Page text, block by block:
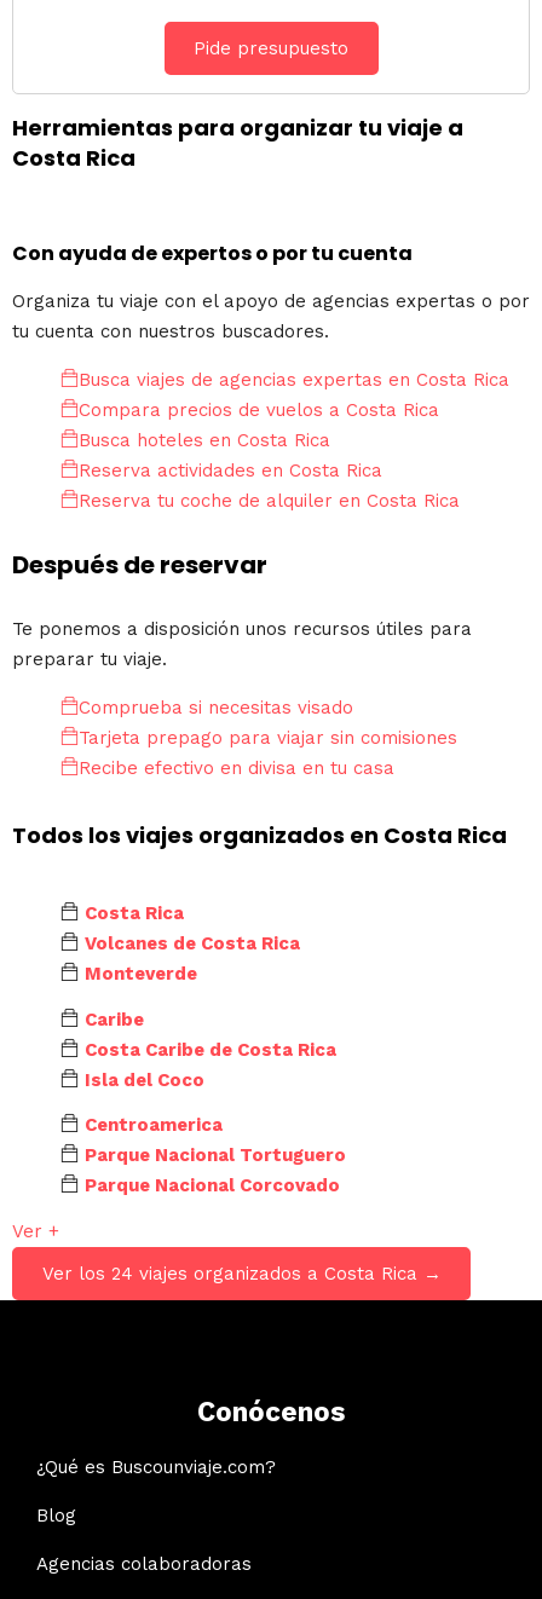
Pide presupuesto
Herramientas para organizar tu viaje a
Costa Rica
Con ayuda de expertos o por tu cuenta
Organiza tu viaje con el apoyo de agencias expertas o por
tu cuenta con nuestros buscadores.
Busca viajes de agencias expertas en Costa Rica
Compara precios de vuelos a Costa Rica
Busca hoteles en Costa Rica
Reserva actividades en Costa Rica
Reserva tu coche de alquiler en Costa Rica
Después de reservar
Te ponemos a disposición unos recursos útiles para
preparar tu viaje.
Comprueba si necesitas visado
Tarjeta prepago para viajar sin comisiones
Recibe efectivo en divisa en tu casa
Todos los viajes organizados en Costa Rica
Costa Rica
Volcanes de Costa Rica
Monteverde
Caribe
Costa Caribe de Costa Rica
Isla del Coco
Centroamerica
Parque Nacional Tortuguero
Parque Nacional Corcovado
Ver +
Ver los 24 viajes organizados a Costa Rica →
Conócenos
¿Qué es Buscounviaje.com?
Blog
Agencias colaboradoras